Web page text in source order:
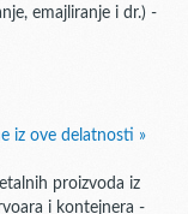
emajliranje i dr.) -
iz ove delatnosti »
proizvoda iz
i kontejnera -